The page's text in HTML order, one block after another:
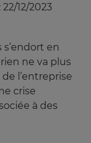
22/12/2023
en
ne va plus
l’entreprise
crise
à des